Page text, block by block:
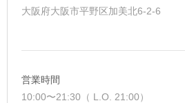
大阪府大阪市平野区加美北6-2-6
営業時間
10:00〜21:30（ L.O. 21:00）